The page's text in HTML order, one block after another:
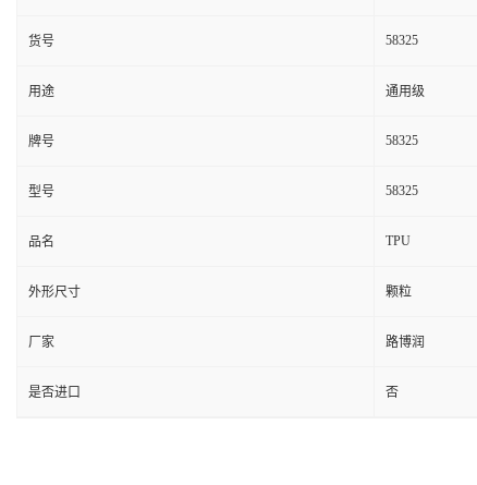
货号 58325
用途 通用级
牌号 58325
型号 58325
品名 TPU
外形尺寸 颗粒
厂家 路博润
是否进口 否